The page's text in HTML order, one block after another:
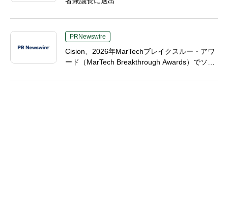
PRNewswire
Cision、2026年MarTechブレイクスルー・アワ
ード（MarTech Breakthrough Awards）でソー